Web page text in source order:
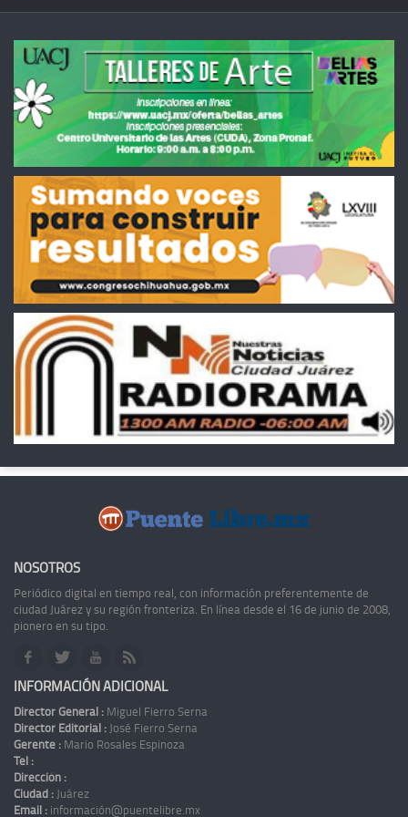
NOSOTROS
Periódico digital en tiempo real, con información preferentemente de
ciudad Juárez y su región fronteriza. En línea desde el 16 de junio de 2008,
pionero en su tipo.
INFORMACIÓN ADICIONAL
Director General : Miguel Fierro Serna
Director Editorial : José Fierro Serna
Gerente : Mario Rosales Espinoza
Tel :
Dirección :
Ciudad : Juárez
Email : información@puentelibre.mx